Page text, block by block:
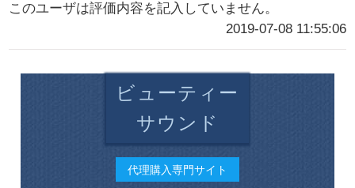
このユーザは評価内容を記入していません。
2019-07-08 11:55:06
ビューティー
サウンド
代理購入専門サイト